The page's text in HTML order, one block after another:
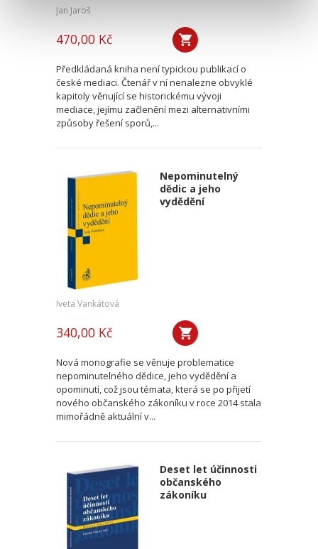
Jan Jaroš
470,00 Kč
Předkládaná kniha není typickou publikací o
české mediaci. Čtenář v ní nenalezne obvyklé
kapitoly věnující se historickému vývoji
mediace, jejímu začlenění mezi alternativními
způsoby řešení sporů,...
Nepominutelný
dědic a jeho
vydědění
Iveta Vankátová
340,00 Kč
Nová monografie se věnuje problematice
nepominutelného dědice, jeho vydědění a
opominutí, což jsou témata, která se po přijetí
nového občanského zákoníku v roce 2014 stala
mimořádně aktuální v...
Deset let účinnosti
občanského
zákoníku